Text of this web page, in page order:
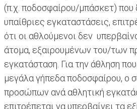
(π.χ. ποδοσφαίρου/μπάσκετ) που
υπαίθριες εγκαταστάσεις,
ότι οι αθλούμενοι δεν
άτομα, εξαιρουμένων του/των
εγκατάσταση. Για την άθληση
μεγάλα γήπεδα ποδοσφαίρου, ο
προσώπων ανά αθλητική
επιτρέπεται να υπερβαίνει τα